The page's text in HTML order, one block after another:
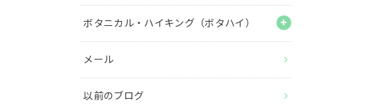
ボタニカル・ハイキング（ボタハイ）
メール
以前のブログ